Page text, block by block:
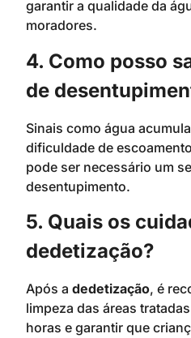
garantir a qualidade da
moradores.
4. Como posso
de
Sinais como água
dificuldade de
pode ser necessário um
desentupimento.
5. Quais os
dedetização?
Após a dedetização, é
limpeza das áreas
horas e garantir que